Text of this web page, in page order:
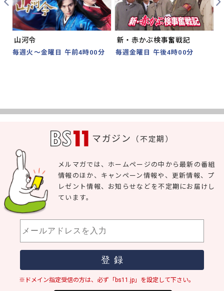
山河令
毎週火～金曜日 午前4時00分
新・赤かぶ検事奮戦記
毎週金曜日 午後4時00分
マガジン （不定期）
メルマガでは、ホームページの中から最新の番組
情報のほか、キャンペーン情報や、更新情報、プ
レゼント情報、お知らせなどを不定期にお届けし
ています。
※ドメイン指定受信の方は、必ず「bs11.jp」を設定して下さい。